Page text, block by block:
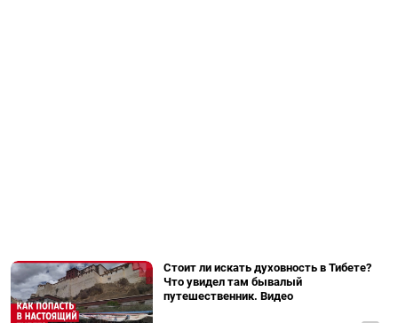
Стоит ли искать духовность в Тибете?
Что увидел там бывалый
путешественник. Видео